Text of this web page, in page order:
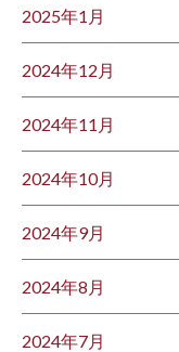
2025年1月
2024年12月
2024年11月
2024年10月
2024年9月
2024年8月
2024年7月